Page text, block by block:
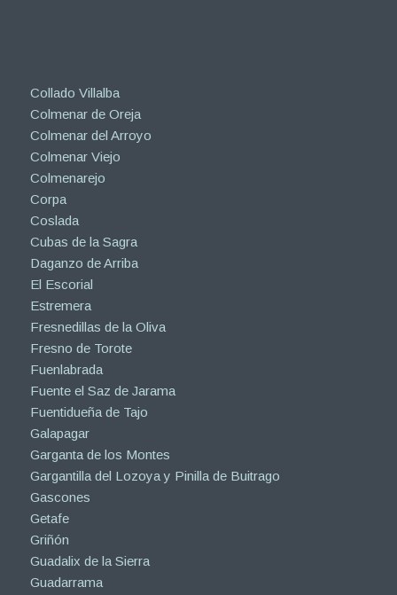
Collado Villalba
Colmenar de Oreja
Colmenar del Arroyo
Colmenar Viejo
Colmenarejo
Corpa
Coslada
Cubas de la Sagra
Daganzo de Arriba
El Escorial
Estremera
Fresnedillas de la Oliva
Fresno de Torote
Fuenlabrada
Fuente el Saz de Jarama
Fuentidueña de Tajo
Galapagar
Garganta de los Montes
Gargantilla del Lozoya y Pinilla de Buitrago
Gascones
Getafe
Griñón
Guadalix de la Sierra
Guadarrama